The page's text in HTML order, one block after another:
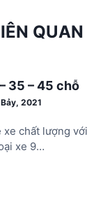
QUAN
35 – 45 chỗ
2021
chất lượng
xe 9…